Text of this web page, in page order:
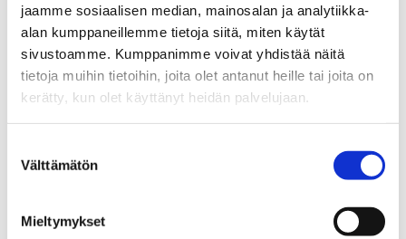
jaamme sosiaalisen median, mainosalan ja analytiikka-
alan kumppaneillemme tietoja siitä, miten käytät
sivustoamme. Kumppanimme voivat yhdistää näitä
tietoja muihin tietoihin, joita olet antanut heille tai joita on
kerätty, kun olet käyttänyt heidän palvelujaan.
valinta
Välttämätön
Mieltymykset